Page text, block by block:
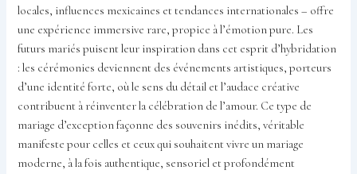
locales, influences mexicaines et tendances internationales – offre
une expérience immersive rare, propice à l’émotion pure. Les
futurs mariés puisent leur inspiration dans cet esprit d’hybridation
: les cérémonies deviennent des événements artistiques, porteurs
d’une identité forte, où le sens du détail et l’audace créative
contribuent à réinventer la célébration de l’amour. Ce type de
mariage d’exception façonne des souvenirs inédits, véritable
manifeste pour celles et ceux qui souhaitent vivre un mariage
moderne, à la fois authentique, sensoriel et profondément